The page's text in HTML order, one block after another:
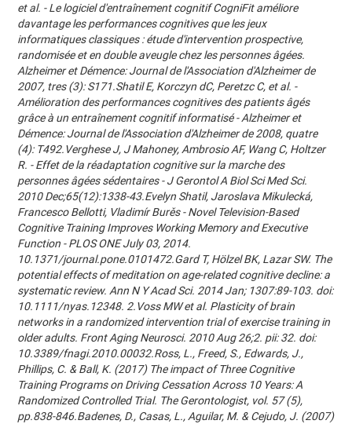
et al. - Le logiciel d'entraînement cognitif CogniFit améliore
davantage les performances cognitives que les jeux
informatiques classiques : étude d'intervention prospective,
randomisée et en double aveugle chez les personnes âgées.
Alzheimer et Démence: Journal de l'Association d'Alzheimer de
2007, tres (3): S171.Shatil E, Korczyn dC, Peretzc C, et al. -
Amélioration des performances cognitives des patients âgés
grâce à un entraînement cognitif informatisé - Alzheimer et
Démence: Journal de l'Association d'Alzheimer de 2008, quatre
(4): T492.Verghese J, J Mahoney, Ambrosio AF, Wang C, Holtzer
R. - Effet de la réadaptation cognitive sur la marche des
personnes âgées sédentaires - J Gerontol A Biol Sci Med Sci.
2010 Dec;65(12):1338-43.Evelyn Shatil, Jaroslava Mikulecká,
Francesco Bellotti, Vladimír Burěs - Novel Television-Based
Cognitive Training Improves Working Memory and Executive
Function - PLOS ONE July 03, 2014.
10.1371/journal.pone.0101472.Gard T, Hölzel BK, Lazar SW. The
potential effects of meditation on age-related cognitive decline: a
systematic review. Ann N Y Acad Sci. 2014 Jan; 1307:89-103. doi:
10.1111/nyas.12348. 2.Voss MW et al. Plasticity of brain
networks in a randomized intervention trial of exercise training in
older adults. Front Aging Neurosci. 2010 Aug 26;2. pii: 32. doi:
10.3389/fnagi.2010.00032.Ross, L., Freed, S., Edwards, J.,
Phillips, C. & Ball, K. (2017) The impact of Three Cognitive
Training Programs on Driving Cessation Across 10 Years: A
Randomized Controlled Trial. The Gerontologist, vol. 57 (5),
pp.838-846.Badenes, D., Casas, L., Aguilar, M. & Cejudo, J. (2007)